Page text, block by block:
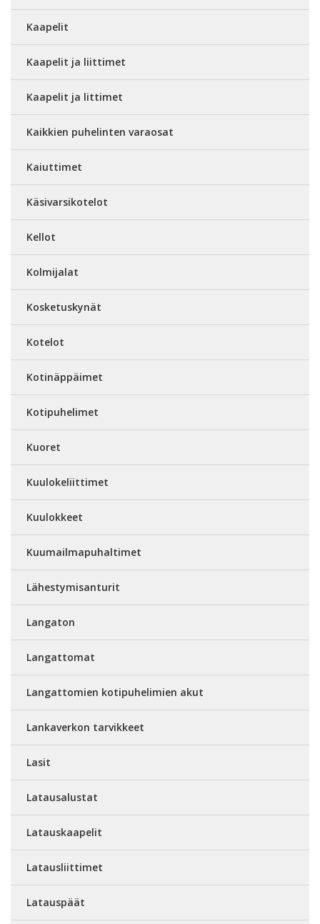
Kaapelit
Kaapelit ja liittimet
Kaapelit ja littimet
Kaikkien puhelinten varaosat
Kaiuttimet
Käsivarsikotelot
Kellot
Kolmijalat
Kosketuskynät
Kotelot
Kotinäppäimet
Kotipuhelimet
Kuoret
Kuulokeliittimet
Kuulokkeet
Kuumailmapuhaltimet
Lähestymisanturit
Langaton
Langattomat
Langattomien kotipuhelimien akut
Lankaverkon tarvikkeet
Lasit
Latausalustat
Latauskaapelit
Latausliittimet
Latauspäät